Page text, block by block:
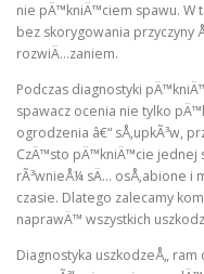
nie pÄ™kniÄ™ciem spawu. W
bez skorygowania przyczyny
rozwiÄ…zaniem.
Podczas diagnostyki
spawacz ocenia nie tylko
ogrodzenia â€“ sÅ‚upkÃ³w,
CzÄ™sto pÄ™kniÄ™cie jednej
rÃ³wnieÅ¼ sÄ… osÅ‚abione i
czasie. Dlatego zalecamy
naprawÄ™ wszystkich
Diagnostyka uszkodzeÅ„